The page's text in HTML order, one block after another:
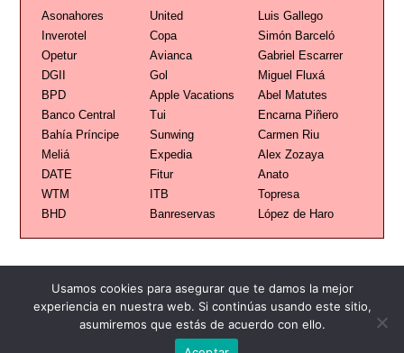
Asonahores
United
Luis Gallego
Inverotel
Copa
Simón Barceló
Opetur
Avianca
Gabriel Escarrer
DGII
Gol
Miguel Fluxá
BPD
Apple Vacations
Abel Matutes
Banco Central
Tui
Encarna Piñero
Bahía Príncipe
Sunwing
Carmen Riu
Meliá
Expedia
Alex Zozaya
DATE
Fitur
Anato
WTM
ITB
Topresa
BHD
Banreservas López de Haro
Usamos cookies para asegurar que te damos la mejor
experiencia en nuestra web. Si continúas usando este sitio,
asumiremos que estás de acuerdo con ello.
Publicidad Redacción Contacto